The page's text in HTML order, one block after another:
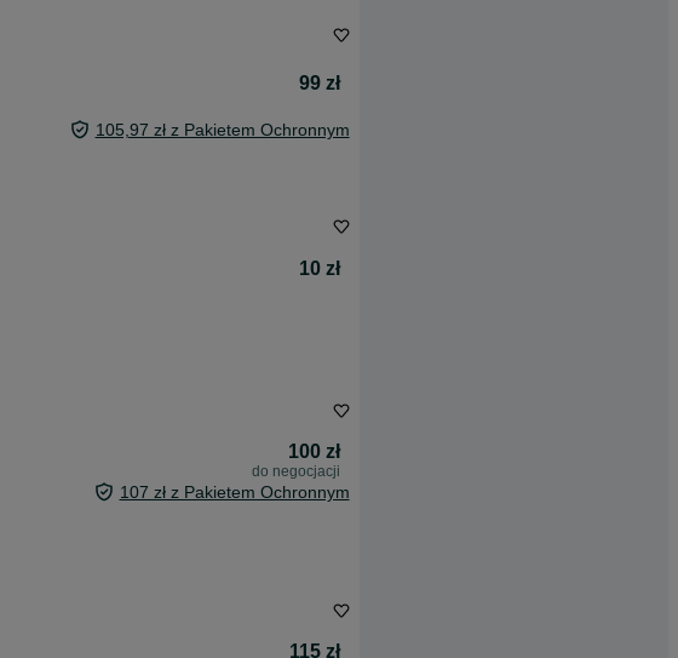
99 zł
105,97 zł z Pakietem Ochronnym
10 zł
100 zł
do negocjacji
107 zł z Pakietem Ochronnym
115 zł